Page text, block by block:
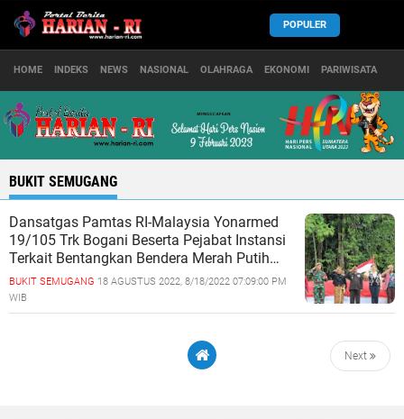
POPULER
HOME INDEKS NEWS NASIONAL OLAHRAGA EKONOMI PARIWISATA
BUKIT SEMUGANG
Dansatgas Pamtas RI-Malaysia Yonarmed
19/105 Trk Bogani Beserta Pejabat Instansi
Terkait Bentangkan Bendera Merah Putih
100 Meter Di Bukit Semugang, Perbatasan
RI-Malaysia
BUKIT SEMUGANG 18 AGUSTUS 2022, 8/18/2022 07:09:00 PM
WIB
Next